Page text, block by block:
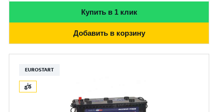
Купить в 1 клик
Добавить в корзину
EUROSTART